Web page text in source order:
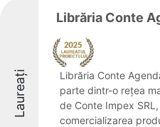
Laureați
Librăria Conte
Librăria Conte
parte dintr-o rețea
de Conte Impex
comercializarea